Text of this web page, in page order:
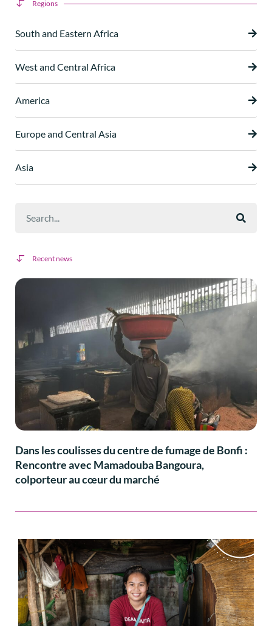
Regions
South and Eastern Africa
West and Central Africa
America
Europe and Central Asia
Asia
Recent news
Dans les coulisses du centre de fumage de Bonfi :
Rencontre avec Mamadouba Bangoura,
colporteur au cœur du marché